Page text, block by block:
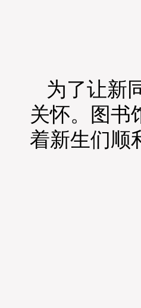
为了让新
关怀。图书
着新生们顺